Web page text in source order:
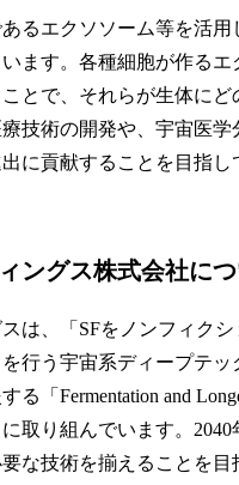
るエクソソーム等を活
ます。各種細胞が作る
とで、それらが生体に
技術の開発や、宇宙医
に貢献することを目指し
ングス株式会社に
は、「SFをノンフィク
行う宇宙系ディープテ
る「Fermentation and
取り組んでいます。
な技術を揃えることを目